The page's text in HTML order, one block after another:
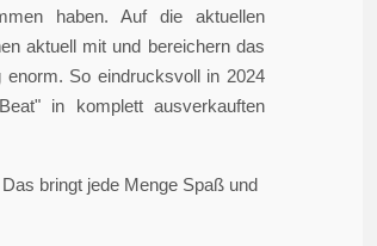
haben. Auf die aktuellen
aktuell mit und bereichern das
So eindrucksvoll in 2024
in komplett ausverkauften
bringt jede Menge Spaß und